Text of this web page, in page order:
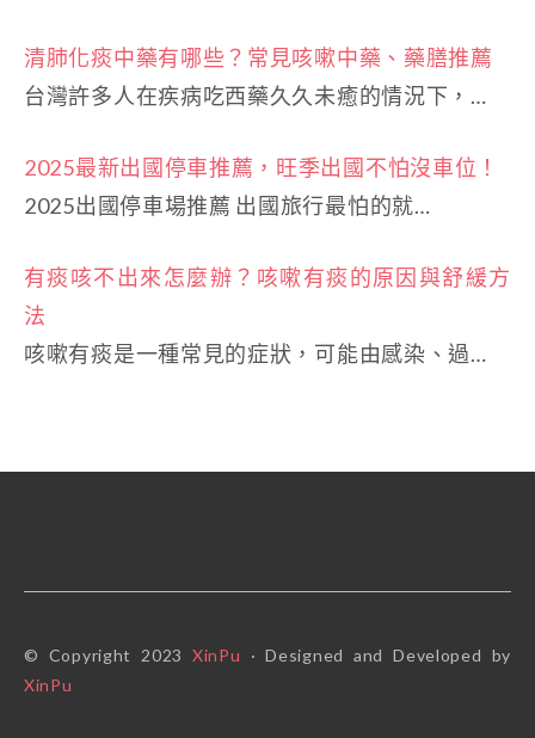
清肺化痰中藥有哪些？常見咳嗽中藥、藥膳推薦
台灣許多人在疾病吃西藥久久未癒的情況下，…
2025最新出國停車推薦，旺季出國不怕沒車位！
2025出國停車場推薦 出國旅行最怕的就…
有痰咳不出來怎麼辦？咳嗽有痰的原因與舒緩方
法
咳嗽有痰是一種常見的症狀，可能由感染、過…
© Copyright 2023XinPu · Designed and Developed by
XinPu